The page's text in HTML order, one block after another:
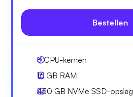
Bestellen
8CPU-kernen
16 GB RAM
450 GB NVMe SSD-opslag